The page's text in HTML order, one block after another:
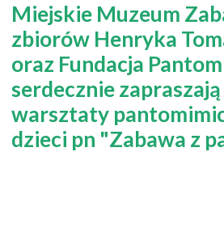
Miejskie Muzeum
zbiorów Henryka
oraz Fundacja
serdecznie
warsztaty
dzieci pn "Zabawa z